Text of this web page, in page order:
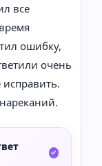
все
ошибку,
очень